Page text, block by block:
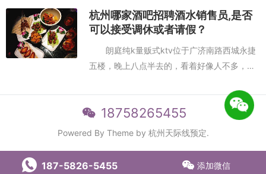
開心，自助餐還是很豐富还行，石路这边比观
前这边好很多。上海松江区车墩...
杭州哪家酒吧招聘酒水销售员,是否
可以接受调休或者请假？
朗庭纯k量贩式ktv位于广济南路西城永捷
五楼，晚上八点半去的，看着好像人不多，以
音效果不好，隔壁招聘大妈声音很响亮。大厅
装修的很富丽堂皇，招聘...
18758265455
Powered By Theme by 杭州天际线预定.
187-5826-5455 添加微信